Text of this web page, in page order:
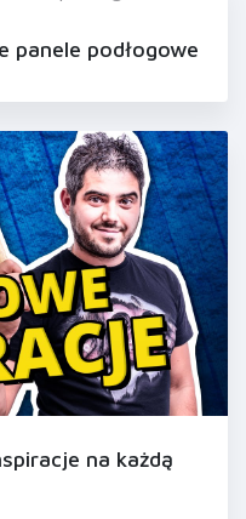
panele podłogowe
na każdą